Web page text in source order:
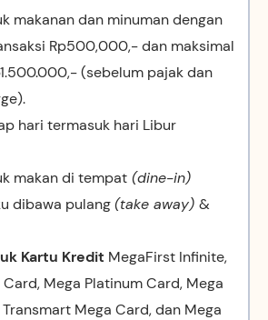
makanan dan minuman dengan
Rp500,000,- dan maksimal
(sebelum pajak dan
hari termasuk hari Libur
makan di tempat (dine-in)
dibawa pulang(take away) &
Kartu Kredit MegaFirst Infinite,
Card, Mega Platinum Card, Mega
Mega Card, dan Mega